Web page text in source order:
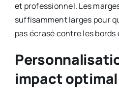
et professionnel. Les
suffisamment larges pour
pas écrasé contre les bords
impact optimal